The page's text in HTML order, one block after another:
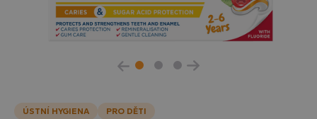
ÚSTNÍ HYGIENA PRO DĚTI